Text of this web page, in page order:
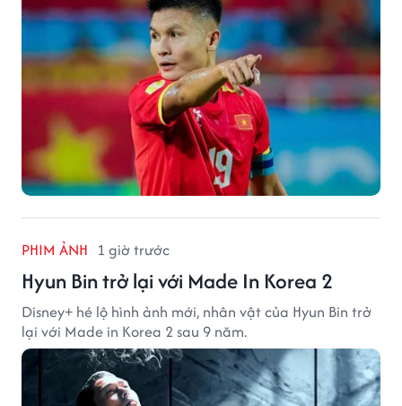
PHIM ẢNH 1 giờ trước
Hyun Bin trở lại với Made In Korea 2
Disney+ hé lộ hình ảnh mới, nhân vật của Hyun Bin trở
lại với Made in Korea 2 sau 9 năm.